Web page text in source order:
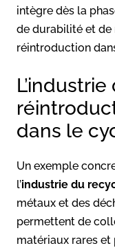
intègre dès la
de durabilité et
réintroduction
dans le
Un exemple
l’industrie du
métaux et des
permettent de
matériaux rares